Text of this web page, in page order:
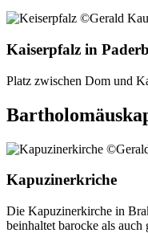
Kaiserpfalz in
Platz zwischen Dom und
Kapuzinerkriche
Die Kapuzinerkirche in
beinhaltet barocke als auch